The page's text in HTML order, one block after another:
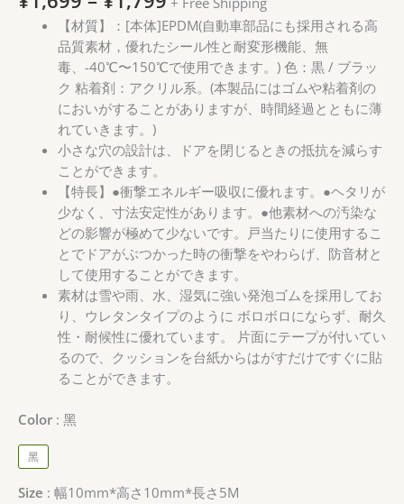
格
帯:
¥1,699
–
¥1,799
【材質】：[本体]EPDM(自動車部品にも採用される高
品質素材，優れたシール性と耐変形機能、無
毒、-40℃〜150℃で使用できます。) 色：黒 / ブラッ
ク 粘着剤：アクリル系。(本製品にはゴムや粘着剤の
においがすることがありますが、時間経過とともに薄
れていきます。)
小さな穴の設計は、ドアを閉じるときの抵抗を減らす
ことができます。
【特長】●衝撃エネルギー吸収に優れます。●ヘタリが
少なく、寸法安定性があります。●他素材への汚染な
どの影響が極めて少ないです。戸当たりに使用するこ
とでドアがぶつかった時の衝撃をやわらげ、防音材と
して使用することができます。
素材は雪や雨、水、湿気に強い発泡ゴムを採用してお
り、ウレタンタイプのように ボロボロにならず、耐久
性・耐候性に優れています。 片面にテープが付いてい
るので、クッションを台紙からはがすだけですぐに貼
ることができます。
Color 黑
黑
Size 幅10mm*高さ10mm*長さ5M